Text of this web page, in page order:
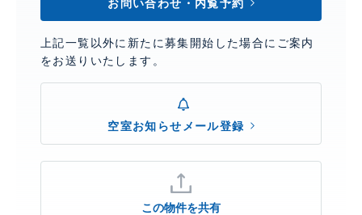
お問い合わせ・内覧予約
上記一覧以外に新たに募集開始した場合にご案内
をお送りいたします。
空室お知らせメール登録
この物件を共有